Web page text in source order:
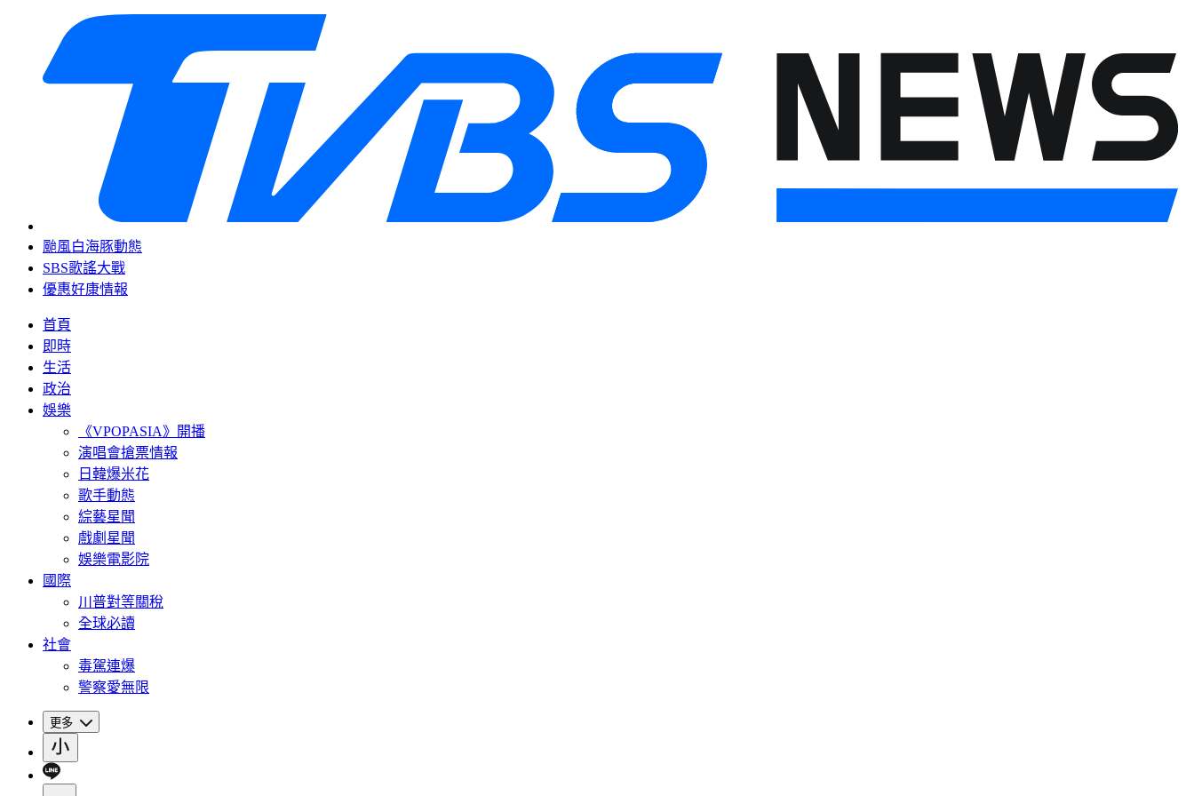
颱風白海豚動態
SBS歌謠大戰
優惠好康情報
首頁
即時
生活
政治
娛樂
《VPOPASIA》開播
演唱會搶票情報
日韓爆米花
歌手動態
綜藝星聞
戲劇星聞
娛樂電影院
國際
川普對等關稅
全球必讀
社會
毒駕連爆
警察愛無限
更多